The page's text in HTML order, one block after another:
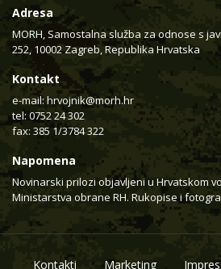
Adresa
MORH, Samostalna služba za odnose s
252, 10002 Zagreb, Republika Hrvatska
Kontakt
e-mail: hrvojnik@morh.hr
tel: 0752 24 302
fax: 385 1/3784 322
Napomena
Novinarski prilozi objavljeni u Hrvatskom
Ministarstva obrane RH. Rukopise i
Kontakti Marketing